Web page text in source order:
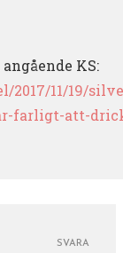
KS:
2017/11/19/
farligt-att-
SVARA